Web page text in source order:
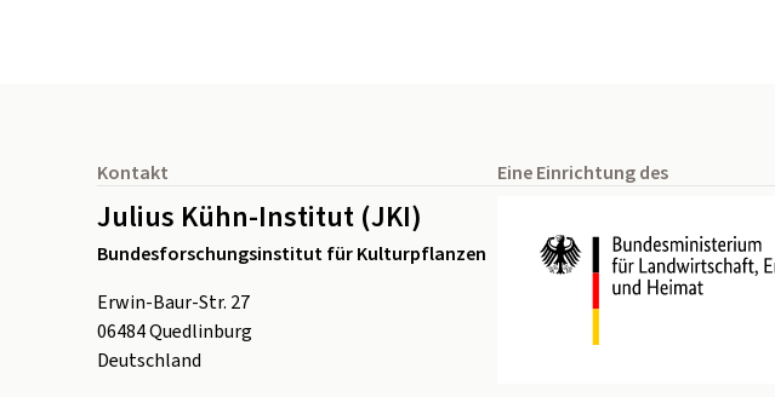
Kontakt
Julius Kühn-Institut (JKI)
Bundesforschungsinstitut für Kulturpflanzen
Erwin-Baur-Str. 27
06484Quedlinburg
Deutschland
Eine Einrichtung des